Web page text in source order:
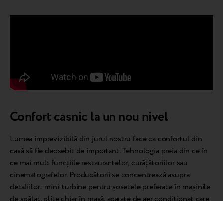
Confort casnic la un nou nivel
Lumea imprevizibilă din jurul nostru face ca confortul din
casă să fie deosebit de important. Tehnologia preia din ce în
ce mai mult funcțiile restaurantelor, curățătoriilor sau
cinematografelor. Producătorii se concentrează asupra
detaliilor: mini-turbine pentru șosetele preferate în mașinile